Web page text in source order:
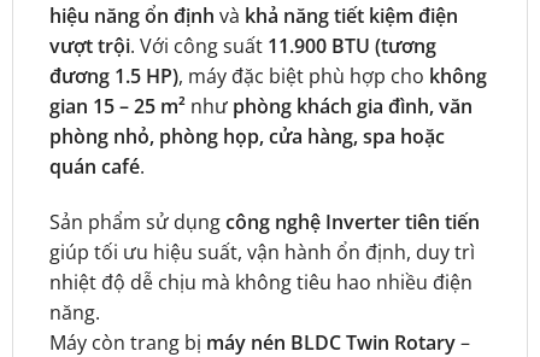
hiệu năng ổn định và khả năng tiết kiệm điện
vượt trội. Với công suất 11.900 BTU (tương
đương 1.5 HP), máy đặc biệt phù hợp cho không
gian 15 – 25 m²như phòng khách gia đình, văn
phòng nhỏ, phòng họp, cửa hàng, spa hoặc
quán café.
Sản phẩm sử dụngcông nghệ Inverter tiên tiến
giúp tối ưu hiệu suất, vận hành ổn định, duy trì
nhiệt độ dễ chịu mà không tiêu hao nhiều điện
năng.
Máy còn trang bị máy nén BLDC Twin Rotary–